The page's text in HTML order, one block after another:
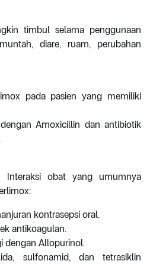
timbul selama penggunaan
diare, ruam, perubahan
pada pasien yang memiliki
Amoxicillin dan antibiotik
Interaksi obat yang umumnya
kontrasepsi oral.
antikoagulan.
dengan Allopurinol.
sulfonamid, dan tetrasiklin